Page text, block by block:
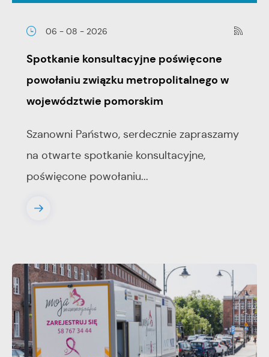
06 - 08 - 2026
Spotkanie konsultacyjne poświęcone
powołaniu związku metropolitalnego w
województwie pomorskim
Szanowni Państwo, serdecznie zapraszamy
na otwarte spotkanie konsultacyjne,
poświęcone powołaniu...